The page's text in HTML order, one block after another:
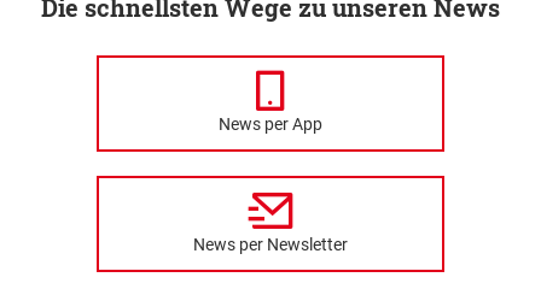
Die schnellsten Wege zu unseren News
News per App
News per Newsletter